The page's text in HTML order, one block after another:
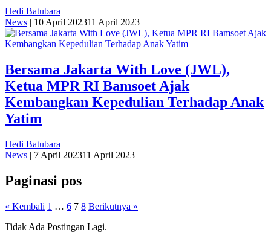
Hedi Batubara
News | 10 April 202311 April 2023
Bersama Jakarta With Love (JWL),
Ketua MPR RI Bamsoet Ajak
Kembangkan Kepedulian Terhadap Anak
Yatim
Hedi Batubara
News | 7 April 202311 April 2023
Paginasi pos
« Kembali 1 … 6 7 8 Berikutnya »
Tidak Ada Postingan Lagi.